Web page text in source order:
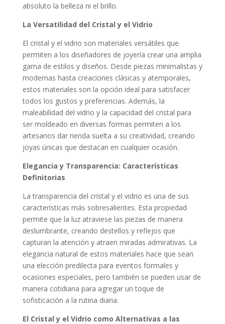
absoluto la belleza ni el brillo.
La Versatilidad del Cristal y el Vidrio
El cristal y el vidrio son materiales versátiles que
permiten a los diseñadores de joyería crear una amplia
gama de estilos y diseños. Desde piezas minimalistas y
modernas hasta creaciones clásicas y atemporales,
estos materiales son la opción ideal para satisfacer
todos los gustos y preferencias. Además, la
maleabilidad del vidrio y la capacidad del cristal para
ser moldeado en diversas formas permiten a los
artesanos dar rienda suelta a su creatividad, creando
joyas únicas que destacan en cualquier ocasión.
Elegancia y Transparencia: Características
Definitorias
La transparencia del cristal y el vidrio es una de sus
características más sobresalientes. Esta propiedad
permite que la luz atraviese las piezas de manera
deslumbrante, creando destellos y reflejos que
capturan la atención y atraen miradas admirativas. La
elegancia natural de estos materiales hace que sean
una elección predilecta para eventos formales y
ocasiones especiales, pero también se pueden usar de
manera cotidiana para agregar un toque de
sofisticación a la rutina diaria.
El Cristal y el Vidrio como Alternativas a las